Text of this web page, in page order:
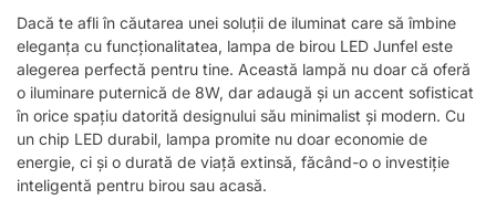
Dacă te afli în căutarea unei soluții de iluminat care să îmbine
eleganța cu funcționalitatea, lampa de birou LED Junfel este
alegerea perfectă pentru tine. Această lampă nu doar că oferă
o iluminare puternică de 8W, dar adaugă și un accent sofisticat
în orice spațiu datorită designului său minimalist și modern. Cu
un chip LED durabil, lampa promite nu doar economie de
energie, ci și o durată de viață extinsă, făcând-o o investiție
inteligentă pentru birou sau acasă.